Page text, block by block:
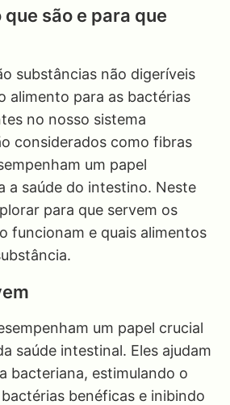
são e para que
substâncias não digeríveis
alimento para as bactérias
no nosso sistema
considerados como fibras
um papel
a saúde do intestino. Neste
para que servem os
funcionam e quais alimentos
um papel crucial
saúde intestinal. Eles ajudam
bacteriana, estimulando o
benéficas e inibindo